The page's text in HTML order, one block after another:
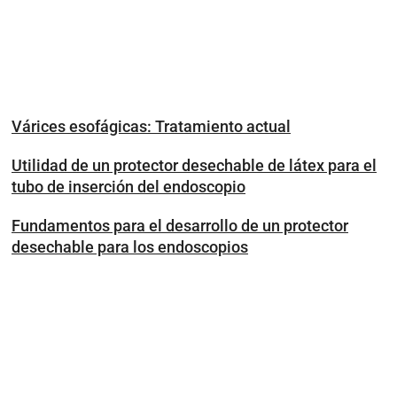
Várices esofágicas: Tratamiento actual
Utilidad de un protector desechable de látex para el
tubo de inserción del endoscopio
Fundamentos para el desarrollo de un protector
desechable para los endoscopios